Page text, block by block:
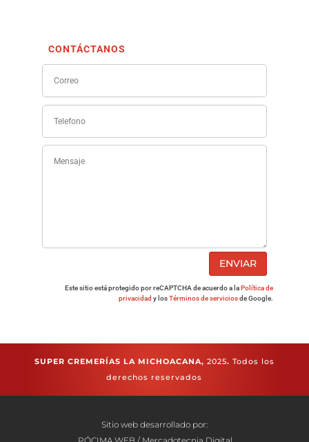
CONTÁCTANOS
ENVIAR
Este sitio está protegido por reCAPTCHA de acuerdo a laPolítica de
privacidad y losTérminos de serviciosde Google.
SUPER CREMERÍAS LA MICHOACANA, 2025. Todos los
derechos reservados
Sitio web desarrollado por: